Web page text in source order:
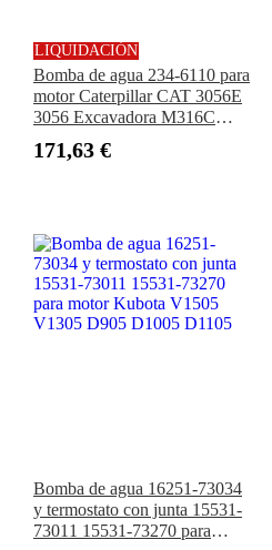
LIQUIDACIÓN
Bomba de agua 234-6110 para
motor Caterpillar CAT 3056E
3056 Excavadora M316C
171,63 €
Bomba de agua 16251-73034
y termostato con junta 15531-
73011 15531-73270 para